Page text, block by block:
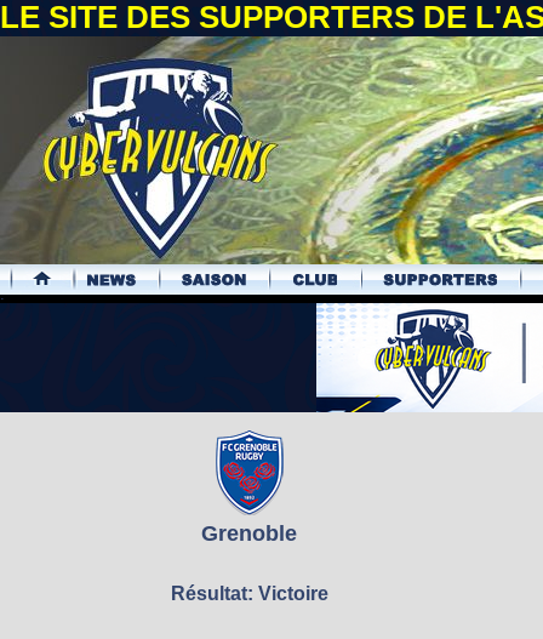
LE SITE DES SUPPORTERS DE
.
Grenoble
Résultat: Victoire